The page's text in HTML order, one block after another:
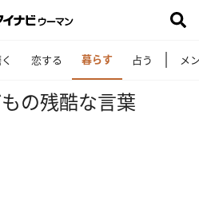
恋する 暮らす 占う メ
の残酷な言葉